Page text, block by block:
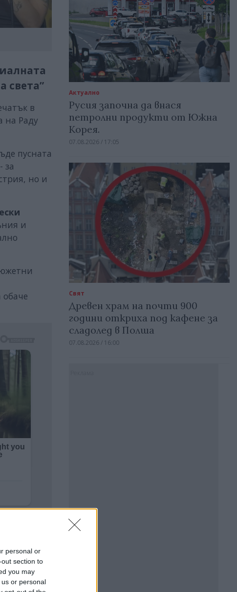
personal or
section to
you may
or personal
света”
в
на Раду
пусната
- за
но и
и
Актуално
Русия започна да внася
петролни продукти от Южна
Корея.
07.08.2026 / 17:05
Свят
Древен храм на почти 900
години откриха под кафене за
сладолед в Полша
07.08.2026 / 16:00